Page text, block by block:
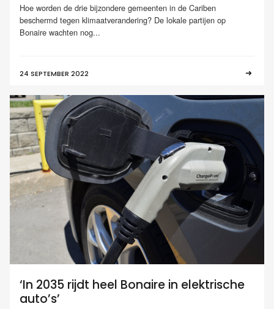
Hoe worden de drie bijzondere gemeenten in de Cariben
beschermd tegen klimaatverandering? De lokale partijen op
Bonaire wachten nog...
24 SEPTEMBER 2022
‘In 2035 rijdt heel Bonaire in elektrische
auto’s’